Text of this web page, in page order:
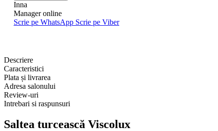
Inna
Manager online
Scrie pe WhatsApp Scrie pe Viber
Descriere
Caracteristici
Plata și livrarea
Adresa salonului
Review-uri
Intrebari si raspunsuri
Saltea turcească Viscolux